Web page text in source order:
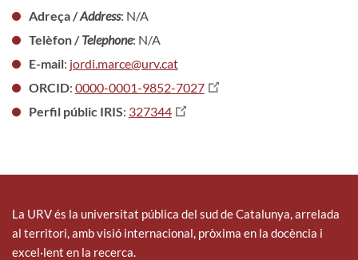
Adreça /Address: N/A
Telèfon /Telephone: N/A
E-mail: jordi.marce@urv.cat
ORCID: 0000-0001-9852-7027
Perfil públic IRIS: 327344
La URV és la universitat pública del sud de Catalunya, arrelada
al territori, amb visió internacional, pròxima en la docència i
excel·lent en la recerca.